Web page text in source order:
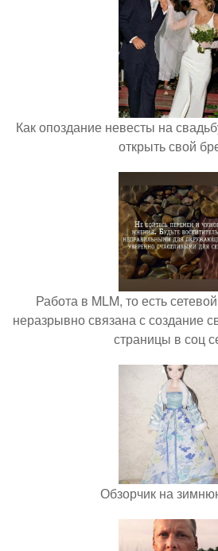
Как опоздание невесты на
открыть свой
Работа в MLM, то есть
неразрывно связана с создание
страницы в соц
Обзорчик на